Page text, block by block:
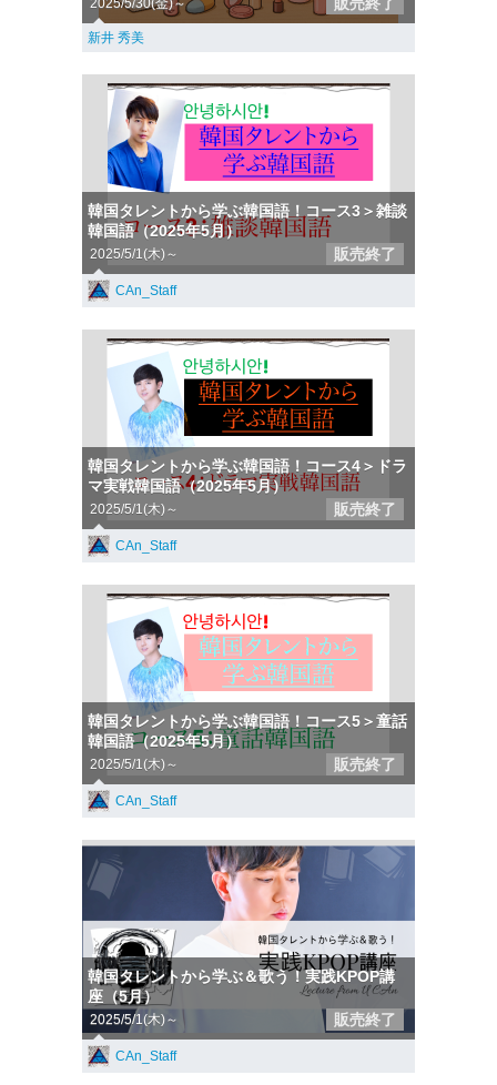
2025/5/30(金)～
新井 秀美
韓国タレントから学ぶ韓国語！コース3＞雑談
韓国語（2025年5月）
2025/5/1(木)～ 販売終了
CAn_Staff
韓国タレントから学ぶ韓国語！コース4＞ドラ
マ実戦韓国語（2025年5月）
2025/5/1(木)～ 販売終了
CAn_Staff
韓国タレントから学ぶ韓国語！コース5＞童話
韓国語（2025年5月）
2025/5/1(木)～ 販売終了
CAn_Staff
韓国タレントから学ぶ＆歌う！実践KPOP講
座（5月）
2025/5/1(木)～ 販売終了
CAn_Staff